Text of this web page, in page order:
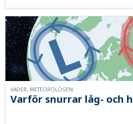
Varför snurrar låg- och
VÄDER, METEOROLOGEN